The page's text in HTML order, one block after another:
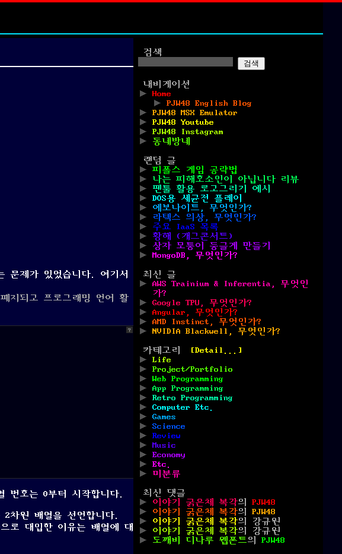
문제가 있었습니다. 여기서
지되고 프로그래밍 언어 활
?
번호는 0부터 시작합니다.
차원 배열을 선언합니다.
로 대입한 이유는 배열에 대
검색
검색
내비게이션
Home
PJW48 English Blog
PJW48 MSX Emulator
PJW48 Youtube
PJW48 Instagram
동네방네
랜덤 글
피폴스 게임 공략법
나는 피해호소인이 아닙니다 리뷰
펜툴 활용 로고그리기 예시
DOS용 세균전 플레이
에보나이트, 무엇인가?
라텍스 의상, 무엇인가?
주요 IaaS 목록
황해 (개그콘서트)
상자 모퉁이 둥글게 만들기
MongoDB, 무엇인가?
최신 글
AWS Trainium & Inferentia, 무엇인
가?
Google TPU, 무엇인가?
Angular, 무엇인가?
AMD Instinct, 무엇인가?
NVIDIA Blackwell, 무엇인가?
카테고리
[Detail...]
Life
Project/Portfolio
Web Programming
App Programming
Retro Programming
Computer Etc.
Games
Science
Review
Music
Economy
Etc.
미분류
최신 댓글
이야기 굵은체 복각의 PJW48
이야기 굵은체 복각의 PJW48
이야기 굵은체 복각의
강규원
이야기 굵은체 복각의
강규원
도깨비 디나루 웹폰트의 PJW48